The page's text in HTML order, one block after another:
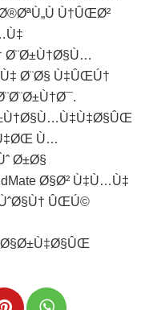
Ù†ÛŒØ²
Ø¨Ø±Ù†Ø§Ù…
Ø¨Ø§ Ù‡ÛŒÚ†
Ù…
Ø±Ø§
Ø§Ø² Ù‡Ù…Ù‡
ÛŒÚ©